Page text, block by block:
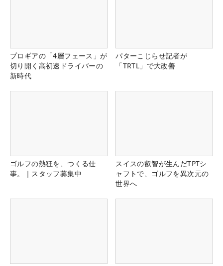
プロギアの「4層フェース」が
切り開く高初速ドライバーの
新時代
パターこじらせ記者が
「TRTL」で大改善
ゴルフの熱狂を、つくる仕
事。｜スタッフ募集中
スイスの叡智が生んだTPTシ
ャフトで、ゴルフを異次元の
世界へ